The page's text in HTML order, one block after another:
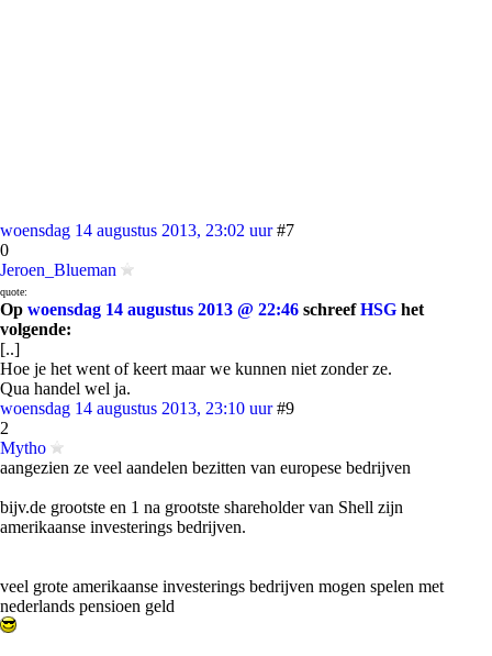
woensdag 14 augustus 2013, 23:02 uur #7
0
Jeroen_Blueman
quote:
Op woensdag 14 augustus 2013 @ 22:46 schreefHSG het
volgende:
[..]
Hoe je het went of keert maar we kunnen niet zonder ze.
Qua handel wel ja.
woensdag 14 augustus 2013, 23:10 uur #9
2
Mytho
aangezien ze veel aandelen bezitten van europese bedrijven
bijv.de grootste en 1 na grootste shareholder van Shell zijn
amerikaanse investerings bedrijven.
veel grote amerikaanse investerings bedrijven mogen spelen met
nederlands pensioen geld